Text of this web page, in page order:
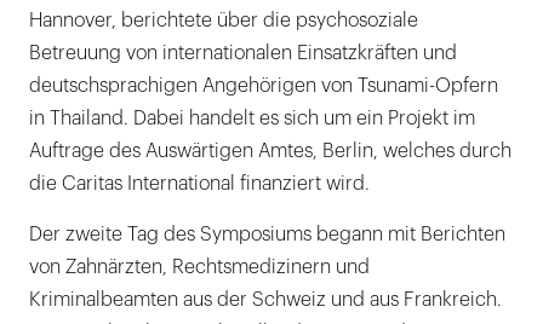
Hannover, berichtete über die psychosoziale
Betreuung von internationalen Einsatzkräften und
deutschsprachigen Angehörigen von Tsunami-Opfern
in Thailand. Dabei handelt es sich um ein Projekt im
Auftrage des Auswärtigen Amtes, Berlin, welches durch
die Caritas International finanziert wird.
Der zweite Tag des Symposiums begann mit Berichten
von Zahnärzten, Rechtsmedizinern und
Kriminalbeamten aus der Schweiz und aus Frankreich.